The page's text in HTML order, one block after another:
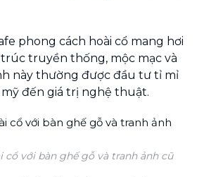
phong cách hoài cổ mang hơi
truyền thống, mộc mạc và
này thường được đầu tư tỉ mỉ
đến giá trị nghệ thuật.
cổ với bàn ghế gỗ và tranh ảnh cũ